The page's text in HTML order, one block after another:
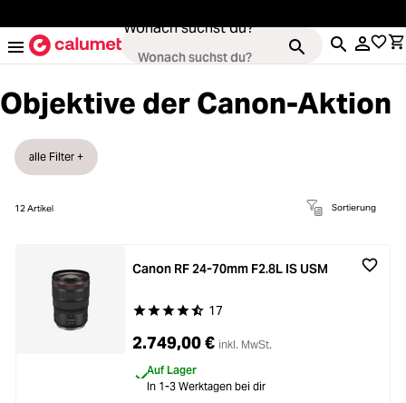
Wonach suchst du?
Kameras
Loading...
Loading...
Loading...
Stative & Gimbals
Loading...
Taschen
Objektive der Canon-Aktion
12Artikel Sortierung
alle Filter +
Durchschnittliche Bewertung von 4.8 von 5
17
Canon RF 24-70mm F2.8L IS USM
2.749,00 € inkl. MwSt.
Auf Lager
In 1-3 Werktagen bei dir